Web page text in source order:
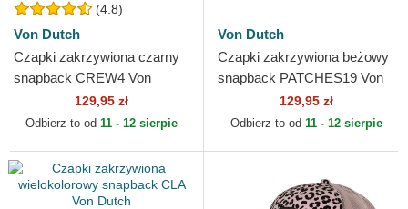
(4.8)
Von Dutch
Czapki zakrzywiona czarny
snapback CREW4 Von
129,95 zł
Odbierz to od 11 - 12 sierpie
Von Dutch
Czapki zakrzywiona beżowy
snapback PATCHES19 Von
129,95 zł
Odbierz to od 11 - 12 sierpie